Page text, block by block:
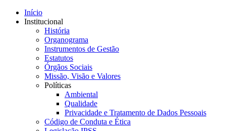
Início
Institucional
História
Organograma
Instrumentos de Gestão
Estatutos
Órgãos Sociais
Missão, Visão e Valores
Políticas
Ambiental
Qualidade
Privacidade e Tratamento de Dados Pessoais
Código de Conduta e Ética